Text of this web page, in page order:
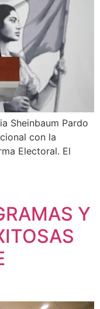
Sheinbaum Pardo
con la
Electoral. El
Y